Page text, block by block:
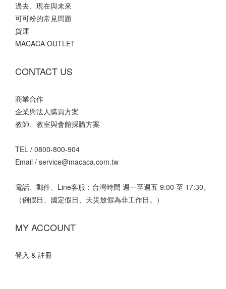
過去、現在與未來
可可粉的常見問題
貨運
MACACA OUTLET
CONTACT US
商業合作
企業與法人購買方案
教師、教室與會館採購方案
TEL / 0800-800-904
Email / service@macaca.com.tw
電話、郵件、Line客服：台灣時間 週一至週五 9:00 至 17:30。
（例假日、國定假日、天災放假為非工作日。）
MY ACCOUNT
登入 & 註冊